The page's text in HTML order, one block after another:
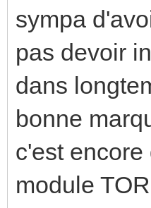
sympa
pas devoir
dans
bonne
c'est
module